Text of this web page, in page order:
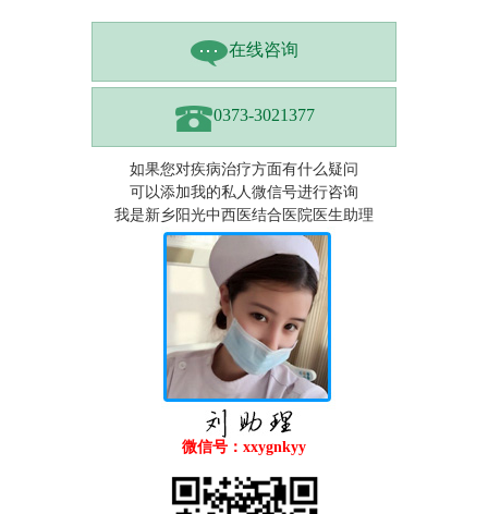
在线咨询
0373-3021377
如果您对疾病治疗方面有什么疑问
可以添加我的私人微信号进行咨询
我是新乡阳光中西医结合医院医生助理
微信号：xxygnkyy